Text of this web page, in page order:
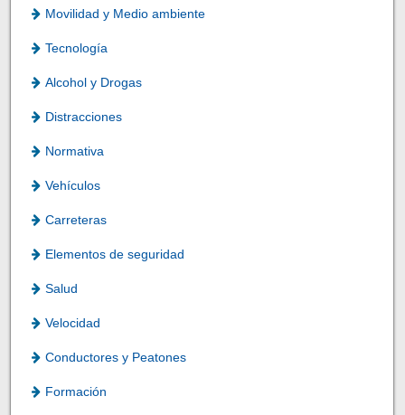
Movilidad y Medio ambiente
Tecnología
Alcohol y Drogas
Distracciones
Normativa
Vehículos
Carreteras
Elementos de seguridad
Salud
Velocidad
Conductores y Peatones
Formación